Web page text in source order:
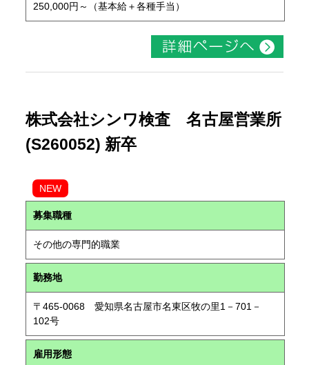
250,000円～（基本給＋各種手当）
株式会社シンワ検査 名古屋営業所
(S260052) 新卒
NEW
募集職種
その他の専門的職業
勤務地
〒465-0068 愛知県名古屋市名東区牧の里1－701－
102号
雇用形態